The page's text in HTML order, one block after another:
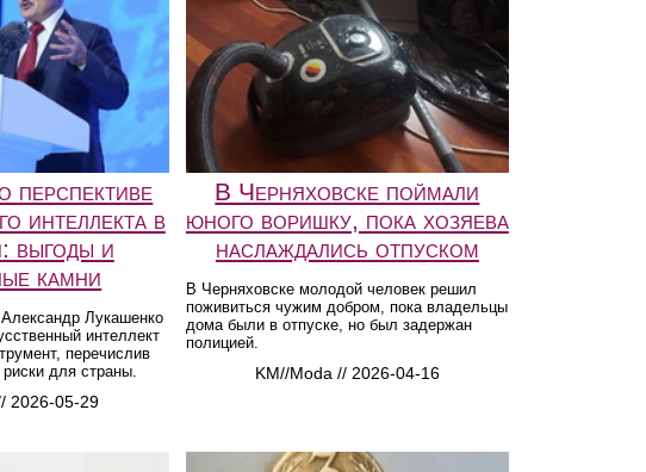
перспективе
интеллекта в
выгоды и
камни
Лукашенко
интеллект
перечислив
для страны.
2026-05-29
В Черняховске поймали
юного воришку, пока хозяева
наслаждались отпуском
В Черняховске молодой человек решил
поживиться чужим добром, пока владельцы
дома были в отпуске, но был задержан
полицией.
KM//Moda // 2026-04-16